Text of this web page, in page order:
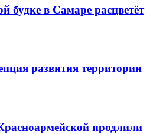
будке в Самаре расцветёт
развития территории
продлили